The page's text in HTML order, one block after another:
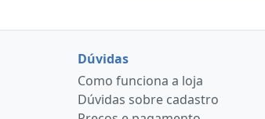
Dúvidas
Como funciona a loja
Dúvidas sobre cadastro